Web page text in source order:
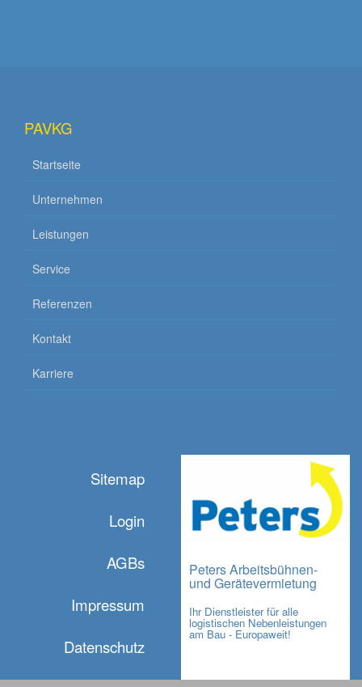
PAVKG
Startseite
Unternehmen
Leistungen
Service
Referenzen
Kontakt
Karriere
Sitemap
Login
AGBs
Impressum
Datenschutz
Peters Arbeitsbühnen-
und Gerätevermietung
Ihr Dienstleister für alle
logistischen Nebenleistungen
am Bau - Europaweit!